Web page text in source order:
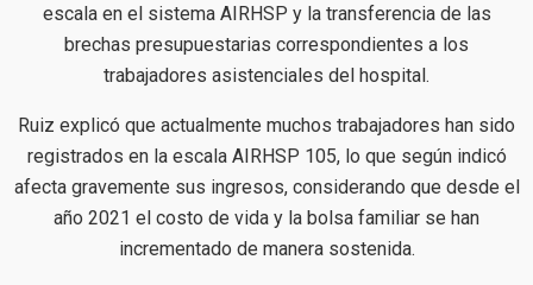
escala en el sistema AIRHSP y la transferencia de las
brechas presupuestarias correspondientes a los
trabajadores asistenciales del hospital.
Ruiz explicó que actualmente muchos trabajadores han sido
registrados en la escala AIRHSP 105, lo que según indicó
afecta gravemente sus ingresos, considerando que desde el
año 2021 el costo de vida y la bolsa familiar se han
incrementado de manera sostenida.